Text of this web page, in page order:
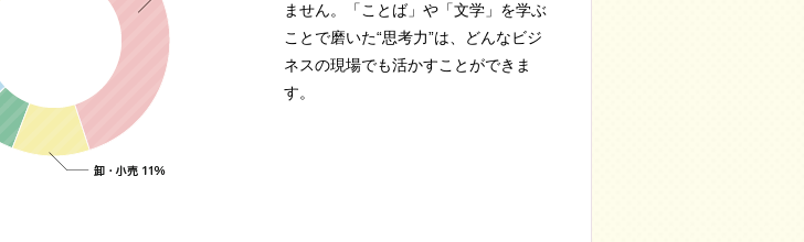
ません。「ことば」や「文学」を学ぶ
ことで磨いた“思考力”は、どんなビジ
ネスの現場でも活かすことができま
す。